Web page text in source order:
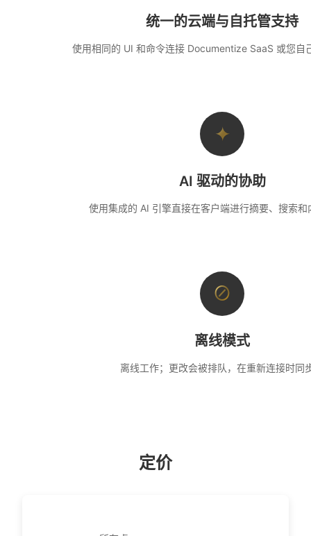
统一的云端与自托管支持
使用相同的 UI 和命令连接 Documentize SaaS 或您自
✦
AI 驱动的协助
使用集成的 AI 引擎直接在客户端进行摘要、搜索和
⊘
离线模式
离线工作；更改会被排队，在重新连接时同
定价